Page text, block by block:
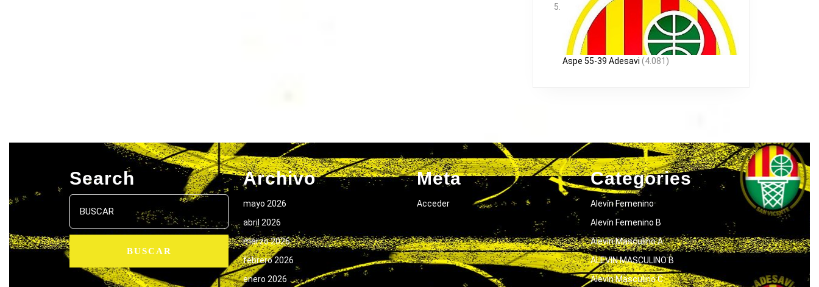
Aspe 55-39 Adesavi (4.081)
Search
Buscar:
Archivo
mayo 2026
abril 2026
marzo 2026
febrero 2026
enero 2026
Meta
Acceder
Categories
Alevín Femenino
Alevín Femenino B
Alevín Masculino A
ALEVIN MASCULINO B
Alevín Masculino C